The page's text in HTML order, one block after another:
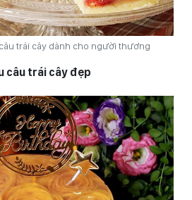
trái cây dành cho người thương
câu trái cây đẹp